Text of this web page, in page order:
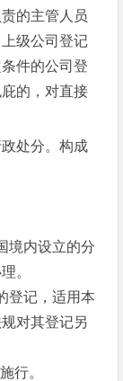
的主管人员
级公司登记
件的公司登
的，对直接
处分。构成
境内设立的分
。
登记，适用本
对其登记另
行。